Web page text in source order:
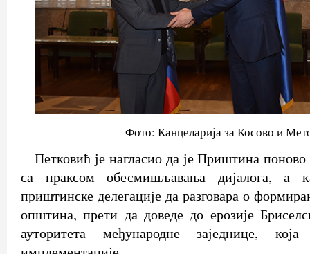
Фото: Канцеларија за Косово и
Петковић је нагласио да је Приштина
са праксом обесмишљавања дијалога, а
приштинске делегације да разговара о
општина, прети да доведе до ерозије
ауторитета међународне заједнице,